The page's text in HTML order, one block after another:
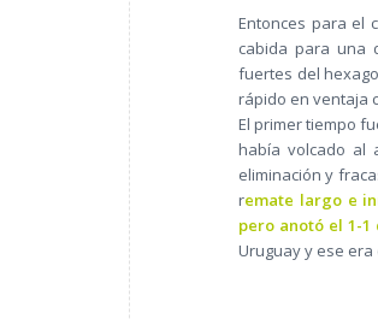
Entonces para el
cabida para una
fuertes del
rápido en ventaja
El primer tiempo
había volcado al
eliminación y
remate largo e
pero anotó el 1-
Uruguay y ese era